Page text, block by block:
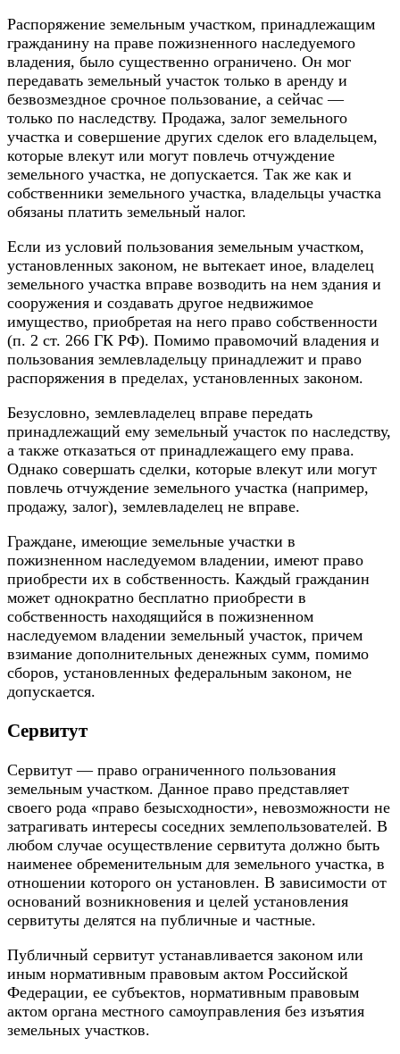
Распоряжение земельным участком, принадлежащим
гражданину на праве пожизненного наследуемого
владения, было существенно ограничено. Он мог
передавать земельный участок только в аренду и
безвозмездное срочное пользование, а сейчас —
только по наследству. Продажа, залог земельного
участка и совершение других сделок его владельцем,
которые влекут или могут повлечь отчуждение
земельного участка, не допускается. Так же как и
собственники земельного участка, владельцы участка
обязаны платить земельный налог.
Если из условий пользования земельным участком,
установленных законом, не вытекает иное, владелец
земельного участка вправе возводить на нем здания и
сооружения и создавать другое недвижимое
имущество, приобретая на него право собственности
(п. 2 ст. 266 ГК РФ). Помимо правомочий владения и
пользования землевладельцу принадлежит и право
распоряжения в пределах, установленных законом.
Безусловно, землевладелец вправе передать
принадлежащий ему земельный участок по наследству,
а также отказаться от принадлежащего ему права.
Однако совершать сделки, которые влекут или могут
повлечь отчуждение земельного участка (например,
продажу, залог), землевладелец не вправе.
Граждане, имеющие земельные участки в
пожизненном наследуемом владении, имеют право
приобрести их в собственность. Каждый гражданин
может однократно бесплатно приобрести в
собственность находящийся в пожизненном
наследуемом владении земельный участок, причем
взимание дополнительных денежных сумм, помимо
сборов, установленных федеральным законом, не
допускается.
Сервитут
Сервитут — право ограниченного пользования
земельным участком. Данное право представляет
своего рода «право безысходности», невозможности не
затрагивать интересы соседних землепользователей. В
любом случае осуществление сервитута должно быть
наименее обременительным для земельного участка, в
отношении которого он установлен. В зависимости от
оснований возникновения и целей установления
сервитуты делятся на публичные и частные.
Публичный сервитут устанавливается законом или
иным нормативным правовым актом Российской
Федерации, ее субъектов, нормативным правовым
актом органа местного самоуправления без изъятия
земельных участков.